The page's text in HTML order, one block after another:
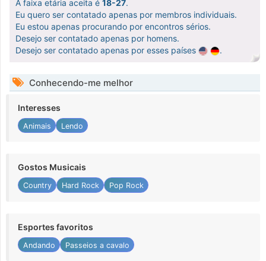
A faixa etária aceita é 18-27.
Eu quero ser contatado apenas por membros individuais.
Eu estou apenas procurando por encontros sérios.
Desejo ser contatado apenas por homens.
Desejo ser contatado apenas por esses países
.
Conhecendo-me melhor
Interesses
Animais Lendo
Gostos Musicais
Country Hard Rock Pop Rock
Esportes favoritos
Andando Passeios a cavalo